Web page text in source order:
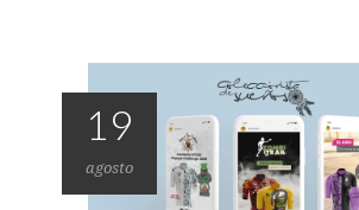
19
agosto